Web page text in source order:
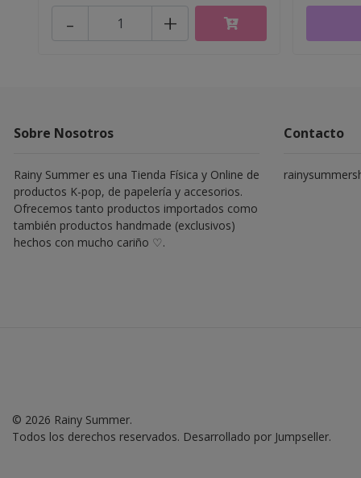
+
-
Sobre Nosotros
Rainy Summer es una Tienda Física y Online de
productos K-pop, de papelería y accesorios.
Ofrecemos tanto productos importados como
también productos handmade (exclusivos)
hechos con mucho cariño ♡.
Contacto
© 2026 Rainy Summer.
Todos los derechos reservados. Desarrollado por Jumpseller.